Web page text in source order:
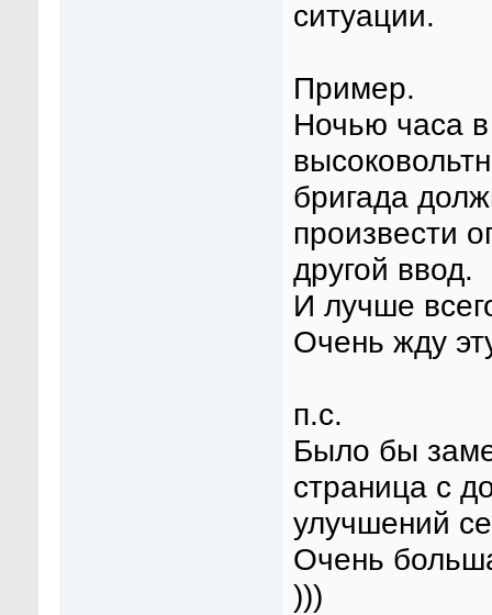
ситуации.
Пример.
Ночью часа
бригада
произвести
другой ввод.
И лучше
Очень жду
п.с.
Было бы
страница с
улучшений
Очень
)))